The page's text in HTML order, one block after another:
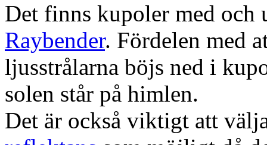
Det finns kupoler med och
Raybender. Fördelen med
ljusstrålarna böjs ned i
solen står på himlen.
Det är också viktigt att